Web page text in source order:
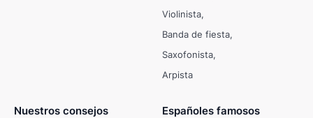
Violinista
Banda de fiesta
Saxofonista
Arpista
Nuestros consejos Españoles famosos